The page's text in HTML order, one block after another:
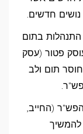
נושים חדשים.
בתום
פטור (עסק
תום ולב
(החייב,
להמשיך